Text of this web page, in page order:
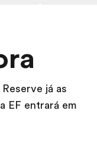
já as
EF entrará em